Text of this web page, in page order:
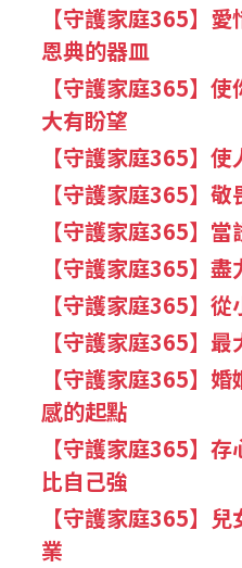
【守護家庭365】
恩典的器皿
【守護家庭365】
大有盼望
【守護家庭365】
【守護家庭365】
【守護家庭365】
【守護家庭365】
【守護家庭365】
【守護家庭365】
【守護家庭365】
感的起點
【守護家庭365】
比自己強
【守護家庭365】
業